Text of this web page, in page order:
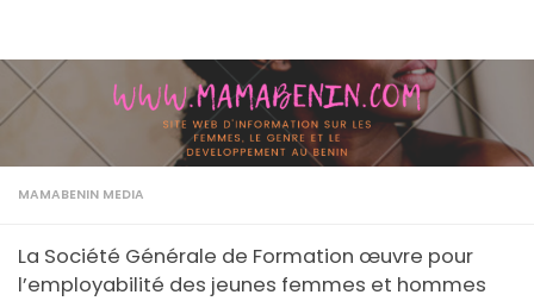
MAMABENIN MEDIA
La Société Générale de Formation œuvre pour
l’employabilité des jeunes femmes et hommes